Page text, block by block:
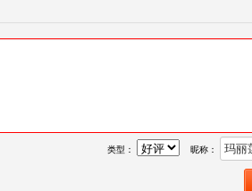
类型： 昵称：